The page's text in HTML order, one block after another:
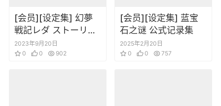
[会员][设定集] 幻夢
戦記レダ ストーリー
アルバム
2023年9月20日
0
0 902
[会员][设定集] 蓝宝
石之谜 公式记录集
2025年2月20日
0
0 757